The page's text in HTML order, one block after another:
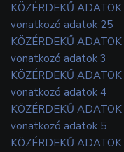
KÖZÉRDEKŰ
vonatkozó adatok 25
KÖZÉRDEKŰ
vonatkozó adatok 3
KÖZÉRDEKŰ
vonatkozó adatok 4
KÖZÉRDEKŰ
vonatkozó adatok 5
KÖZÉRDEKŰ